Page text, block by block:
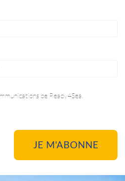
de Ready4Sea.